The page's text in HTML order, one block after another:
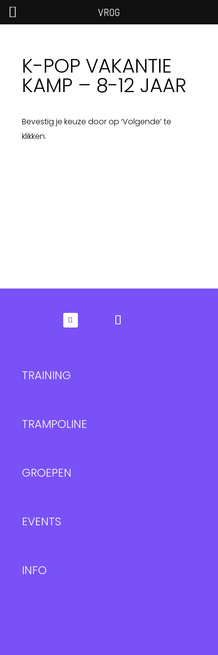
K-POP VAKANTIE
KAMP – 8-12 JAAR
Bevestig je keuze door op ‘Volgende’ te
klikken.
TRAINING
TRAMPOLINE
GROEPEN
EVENTS
INFO
VROG